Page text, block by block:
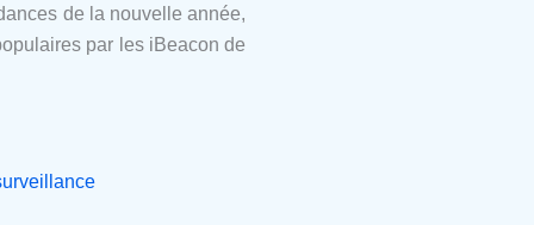
de la nouvelle année,
par les iBeacon de